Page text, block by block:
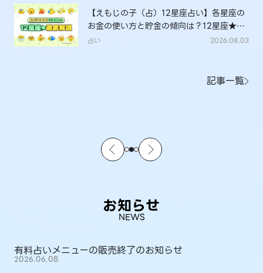
【えもじの子（占）12星座占い】各星座の
お金の使い方と貯金の傾向は？12星座★徹
底解説
占い 2026.08.03
記事一覧
お知らせ
NEWS
有料占いメニューの販売終了のお知らせ
2026.06.08